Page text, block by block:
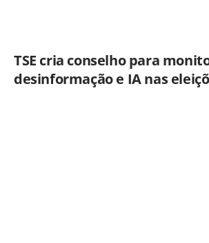
TSE cria conselho para
desinformação e IA nas